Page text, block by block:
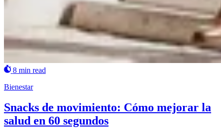
8 min read
Bienestar
Snacks de movimiento: Cómo mejorar la
salud en 60 segundos